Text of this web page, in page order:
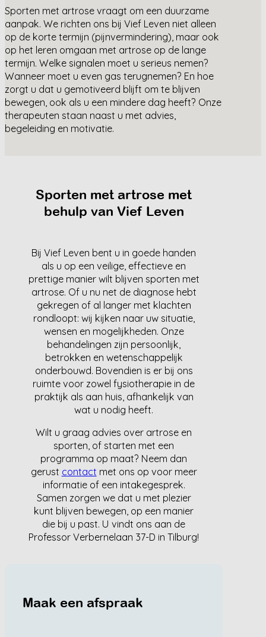
Sporten met artrose vraagt om een duurzame
aanpak. We richten ons bij Vief Leven niet alleen
op de korte termijn (pijnvermindering), maar ook
op het leren omgaan met artrose op de lange
termijn. Welke signalen moet u serieus nemen?
Wanneer moet u even gas terugnemen? En hoe
zorgt u dat u gemotiveerd blijft om te blijven
bewegen, ook als u een mindere dag heeft? Onze
therapeuten staan naast u met advies,
begeleiding en motivatie.
Sporten met artrose met
behulp van Vief Leven
Bij Vief Leven bent u in goede handen
als u op een veilige, effectieve en
prettige manier wilt blijven sporten met
artrose. Of u nu net de diagnose hebt
gekregen of al langer met klachten
rondloopt: wij kijken naar uw situatie,
wensen en mogelijkheden. Onze
behandelingen zijn persoonlijk,
betrokken en wetenschappelijk
onderbouwd. Bovendien is er bij ons
ruimte voor zowel fysiotherapie in de
praktijk als aan huis, afhankelijk van
wat u nodig heeft.
Wilt u graag advies over artrose en
sporten, of starten met een
programma op maat? Neem dan
gerust contact met ons op voor meer
informatie of een intakegesprek.
Samen zorgen we dat u met plezier
kunt blijven bewegen, op een manier
die bij u past. U vindt ons aan de
Professor Verbernelaan 37-D in Tilburg!
Maak een afspraak